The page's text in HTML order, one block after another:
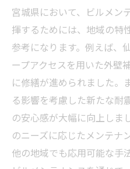
宮城県において、ビルメン
揮するためには、地域の特
参考になります。例えば、
ープアクセスを用いた外壁
に修繕が進められました。
る影響を考慮した新たな耐
の安心感が大幅に向上しま
のニーズに応じたメンテナ
他の地域でも応用可能な手